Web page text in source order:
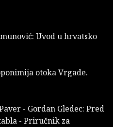
Uvod u hrvatsko
otoka Vrgade.
- Gordan Gledec: Pred
- Priručnik za